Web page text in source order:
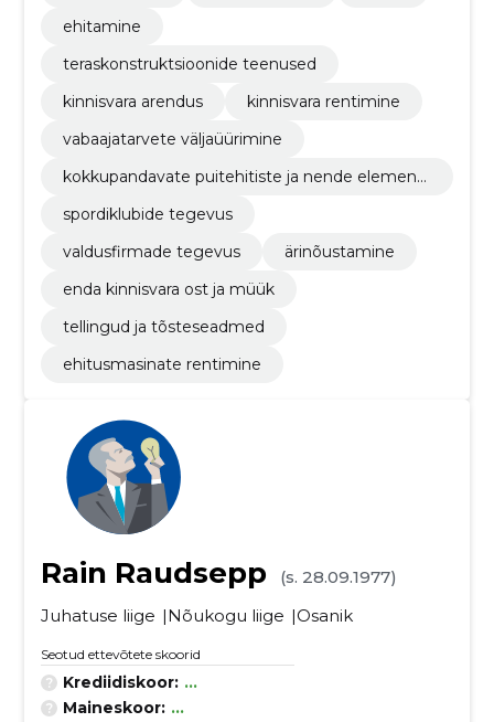
ehitamine
teraskonstruktsioonide teenused
kinnisvara arendus
kinnisvara rentimine
vabaajatarvete väljaüürimine
kokkupandavate puitehitiste ja nende elementi
spordiklubide tegevus
valdusfirmade tegevus
ärinõustamine
enda kinnisvara ost ja müük
tellingud ja tõsteseadmed
ehitusmasinate rentimine
Rain Raudsepp
(s. 28.09.1977)
Juhatuse liige
Nõukogu liige Osanik
Seotud ettevõtete skoorid
Krediidiskoor: ...
Maineskoor: ...